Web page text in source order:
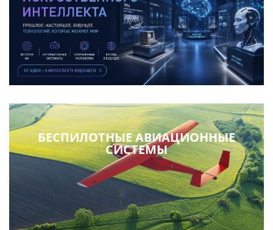
БЕСПИЛОТНЫЕ АВИАЦИОННЫЕ
СИСТЕМЫ